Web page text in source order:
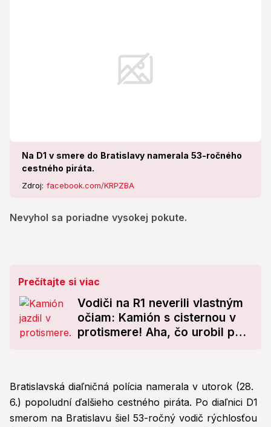
Na D1 v smere do Bratislavy namerala 53-ročného
cestného piráta.
Zdroj: facebook.com/KRPZBA
Nevyhol sa poriadne vysokej pokute.
Prečítajte si viac
Vodiči na R1 neverili vlastným
očiam: Kamión s cisternou v
protismere! Aha, čo urobil po
Bratislavská diaľničná polícia namerala v utorok (28.
6.) popoludní ďalšieho cestného piráta. Po diaľnici D1
smerom na Bratislavu šiel 53-ročný vodič rýchlosťou